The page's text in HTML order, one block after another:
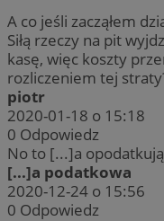
A co jeśli zacząłem
Siłą rzeczy na pit
kasę, więc koszty
rozliczeniem tej
piotr
2020-01-18 o 15:18
0 Odpowiedz
No to [...]a
[...]a podatkowa
2020-12-24 o 15:56
0 Odpowiedz